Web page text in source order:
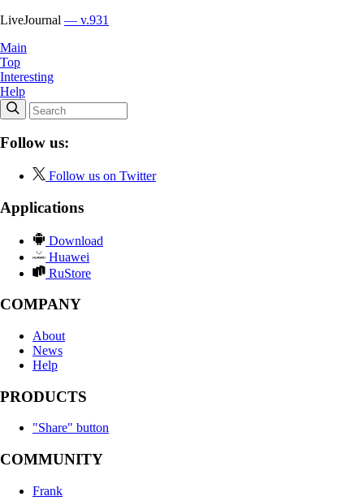
LiveJournal — v.931
Main
Top
Interesting
Help
Follow us:
Follow us on Twitter
Applications
Download
Huawei
RuStore
COMPANY
About
News
Help
PRODUCTS
"Share" button
COMMUNITY
Frank